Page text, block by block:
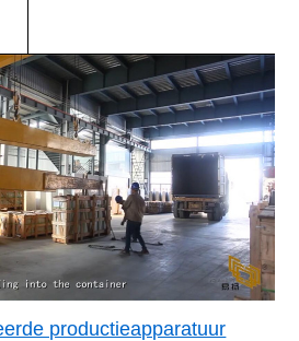
productieapparatuur